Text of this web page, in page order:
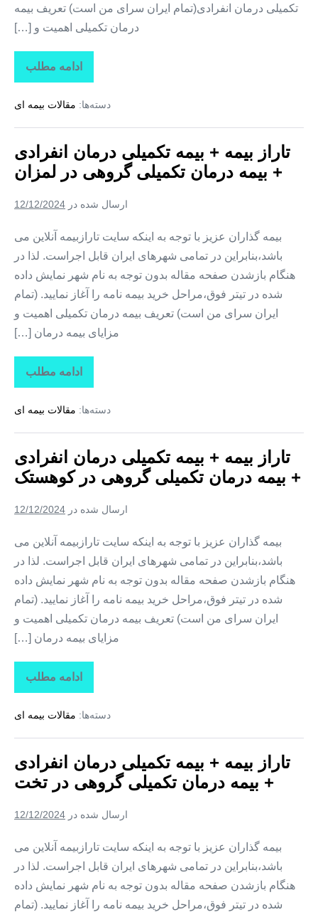
تکمیلی درمان انفرادی(تمام ایران سرای من است) تعریف بیمه
درمان تکمیلی اهمیت و […]
ادامه مطلب
تاراز
بیمه
بیمه
درمان
+
بیمه
درمان
تکمیلی
در
دسته‌ها: مقالات بیمه ای
تاراز بیمه + بیمه تکمیلی درمان انفرادی
+ بیمه درمان تکمیلی گروهی در لمزان
ارسال شده در 12/12/2024
بیمه گذاران عزیز با توجه به اینکه سایت تارازبیمه آنلاین می
باشد،بنابراین در تمامی شهرهای ایران قابل اجراست. لذا در
هنگام بازشدن صفحه مقاله بدون توجه به نام شهر نمایش داده
شده در تیتر فوق،مراحل خرید بیمه نامه را آغاز نمایید. (تمام
ایران سرای من است) تعریف بیمه درمان تکمیلی اهمیت و
مزایای بیمه درمان […]
ادامه مطلب
تاراز
بیمه
بیمه
درمان
+
بیمه
درمان
تکمیلی
در
دسته‌ها: مقالات بیمه ای
تاراز بیمه + بیمه تکمیلی درمان انفرادی
+ بیمه درمان تکمیلی گروهی در کوهستک
ارسال شده در 12/12/2024
بیمه گذاران عزیز با توجه به اینکه سایت تارازبیمه آنلاین می
باشد،بنابراین در تمامی شهرهای ایران قابل اجراست. لذا در
هنگام بازشدن صفحه مقاله بدون توجه به نام شهر نمایش داده
شده در تیتر فوق،مراحل خرید بیمه نامه را آغاز نمایید. (تمام
ایران سرای من است) تعریف بیمه درمان تکمیلی اهمیت و
مزایای بیمه درمان […]
ادامه مطلب
تاراز
بیمه
بیمه
درمان
+
بیمه
درمان
تکمیلی
در
دسته‌ها: مقالات بیمه ای
تاراز بیمه + بیمه تکمیلی درمان انفرادی
+ بیمه درمان تکمیلی گروهی در تخت
ارسال شده در 12/12/2024
بیمه گذاران عزیز با توجه به اینکه سایت تارازبیمه آنلاین می
باشد،بنابراین در تمامی شهرهای ایران قابل اجراست. لذا در
هنگام بازشدن صفحه مقاله بدون توجه به نام شهر نمایش داده
شده در تیتر فوق،مراحل خرید بیمه نامه را آغاز نمایید. (تمام